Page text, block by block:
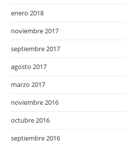
enero 2018
noviembre 2017
septiembre 2017
agosto 2017
marzo 2017
noviembre 2016
octubre 2016
septiembre 2016